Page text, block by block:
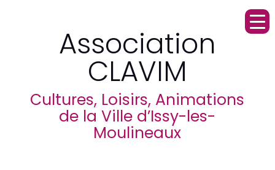
Association
CLAVIM
Cultures, Loisirs, Animations
de la Ville d’Issy-les-
Moulineaux